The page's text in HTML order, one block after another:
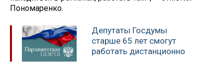
Пономаренко.
Депутаты Госдумы
старше 65 лет смогут
работать дистанционно